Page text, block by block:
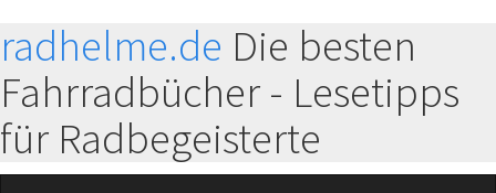
radhelme.de Die besten
Fahrradbücher - Lesetipps
für Radbegeisterte